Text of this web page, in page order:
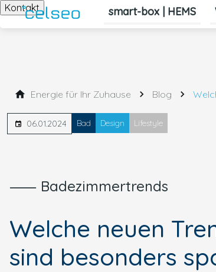
Kontakt smart-box | HEMS
Energie für Ihr Zuhause Blog
06.01.2024 Bad Design Lifestyle
⸺ Badezimmertrends
Welche neuen
sind besonders